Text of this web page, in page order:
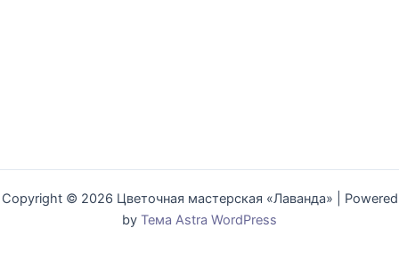
Copyright © 2026 Цветочная мастерская «Лаванда» | Powered
by Тема Astra WordPress